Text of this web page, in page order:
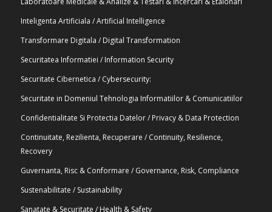
Inteligenta Artificiala / Artificial Intelligence
Transformare Digitala / Digital Transformation
Securitatea Informatiei / Information Security
Securitate Cibernetica / Cybersecurity:
Securitate in Domeniul Tehnologia Informatiilor & Comunicatiilor
Confidentialitate Si Protectia Datelor / Privacy & Data Protection
Continuitate, Rezilienta, Recuperare / Continuity, Resilience,
Recovery
Guvernanta, Risc & Conformare / Governance, Risk, Compliance
Sustenabilitate / Sustainability
Sanatate & Securitate / Health & Safety